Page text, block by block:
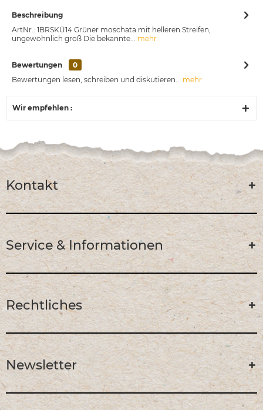
Beschreibung
ArtNr.: 1BRSKÜ14 Grüner moschata mit helleren Streifen,
ungewöhnlich groß Die bekannte... mehr
Bewertungen
0
Bewertungen lesen, schreiben und diskutieren... mehr
Wir empfehlen :
Kontakt
Service & Informationen
Rechtliches
Newsletter